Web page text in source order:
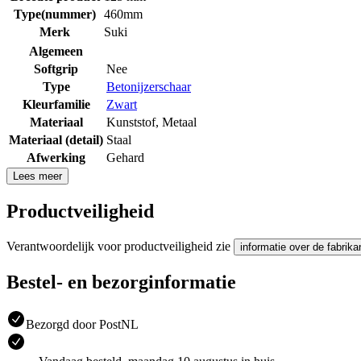
Type(nummer) 460mm
Merk
Suki
Algemeen
Softgrip
Nee
Type
Betonijzerschaar
Kleurfamilie
Zwart
Materiaal
Kunststof, Metaal
Materiaal (detail) Staal
Afwerking
Gehard
Lees meer
Productveiligheid
Verantwoordelijk voor productveiligheid zie informatie over de
Bestel- en bezorginformatie
Bezorgd door PostNL